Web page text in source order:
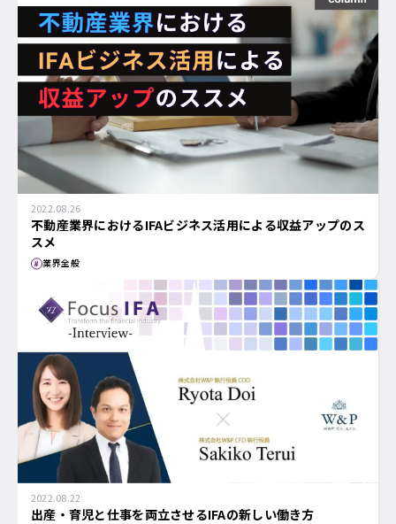
2022.08.26
不動産業界におけるIFAビジネス活用による収益アップのス
スメ
業界全般
2022.08.22
出産・育児と仕事を両立させるIFAの新しい働き方